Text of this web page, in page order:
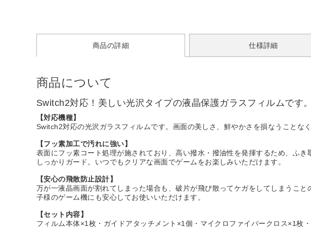
商品の詳細 仕様詳細
商品について
Switch2対応！美しい光沢タイプの液晶保護ガラスフィルムです
【対応機種】
Switch2対応の光沢ガラスフィルムです。画面の美しさ、鮮やかさを損なうことな
【フッ素加工で汚れに強い】
表面にフッ素コート処理が施されており、高い撥水・撥油性を発揮するため、ふ
しっかりガード。いつでもクリアな画面でゲームをお楽しみいただけます。
【安心の飛散防止設計】
万が一液晶画面が割れてしまった場合も、破片が飛び散ってケガをしてしまうこ
子様のゲーム機にも安心してお使いいただけます。
【セット内容】
フィルム本体×1枚・ガイドアタッチメント×1個・マイクロファイバークロス×1枚